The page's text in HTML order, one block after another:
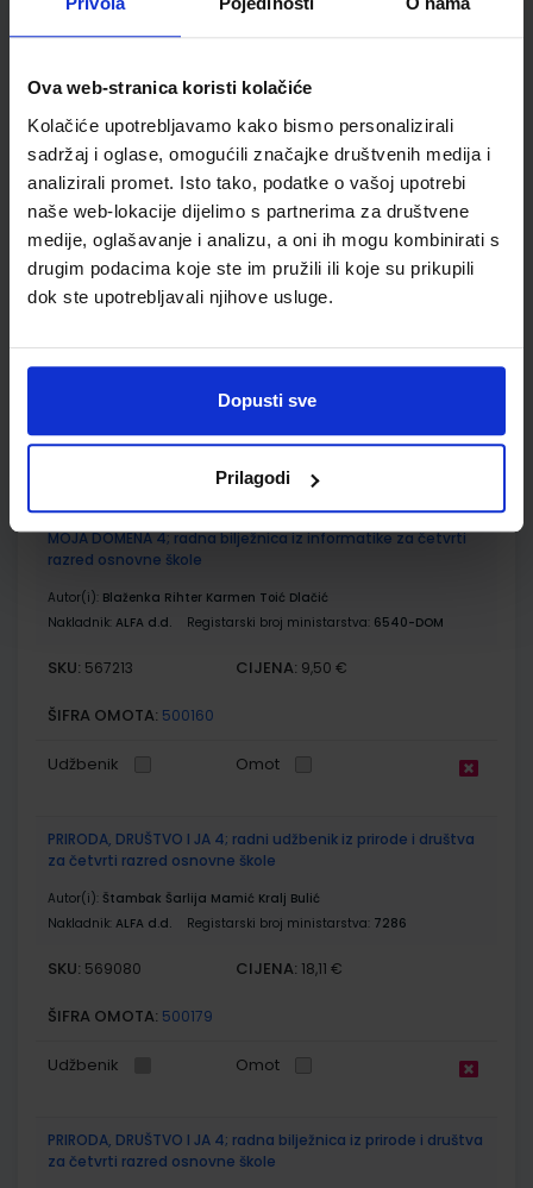
Ova web-stranica koristi kolačiće
Kolačiće upotrebljavamo kako bismo personalizirali
sadržaj i oglase, omogućili značajke društvenih medija i
analizirali promet. Isto tako, podatke o vašoj upotrebi
naše web-lokacije dijelimo s partnerima za društvene
medije, oglašavanje i analizu, a oni ih mogu kombinirati s
drugim podacima koje ste im pružili ili koje su prikupili
dok ste upotrebljavali njihove usluge.
Dopusti sve
Prilagodi
ŠIFRA OMOTA:
Udžbenik Omot
MOJA DOMENA 4; udžbenik iz informatike za četvrti razred
osnovne škole
Autor(i):Blaženka Rihter Karmen Toić Dlačić
SKU:567212 CIJENA:11,88 €
MOJA DOMENA 4; radna bilježnica iz informatike za četvrti
razred osnovne škole
Autor(i): Blaženka Rihter Karmen Toić Dlačić
Nakladnik: ALFA d.d. Registarski broj ministarstva: 6540-DOM
SKU: 567213 CIJENA: 9,50 €
ŠIFRA OMOTA: 500160
Udžbenik Omot
PRIRODA, DRUŠTVO I JA 4; radni udžbenik iz prirode i društva
za četvrti razred osnovne škole
Autor(i): Štambak Šarlija Mamić Kralj Bulić
Nakladnik: ALFA d.d. Registarski broj ministarstva: 7286
SKU: 569080 CIJENA: 18,11 €
ŠIFRA OMOTA: 500179
Udžbenik Omot
PRIRODA, DRUŠTVO I JA 4; radna bilježnica iz prirode i društva
za četvrti razred osnovne škole